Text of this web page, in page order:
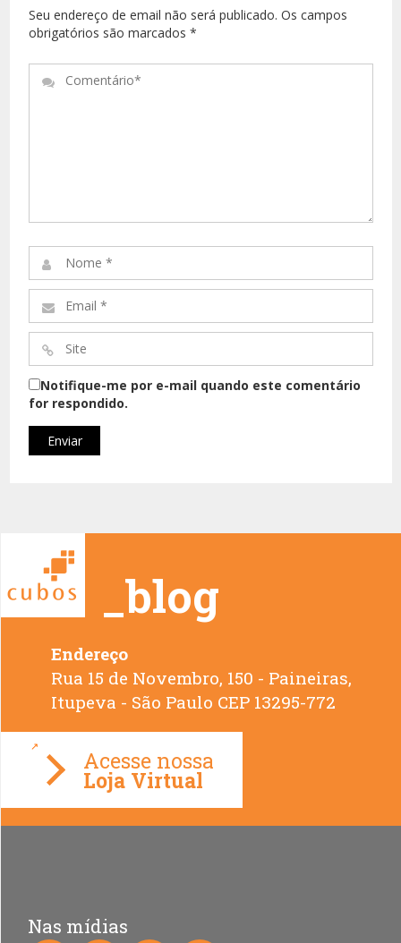
Seu endereço de email não será publicado. Os campos
obrigatórios são marcados *
Comentário*
Nome
*
Email
*
Site
*
Notifique-me por e-mail quando este comentário
for respondido.
_blog
Endereço
Rua 15 de Novembro, 150 - Paineiras,
Loja Virtual
Nas mídias